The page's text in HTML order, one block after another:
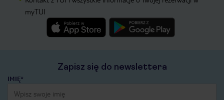
myTUI
Zapisz się do newslettera
IMIĘ*